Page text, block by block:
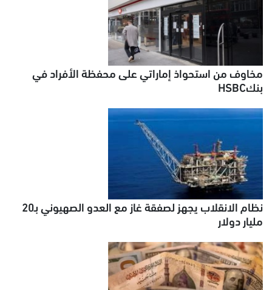
مخاوف من استحواذ إماراتي على محفظة الأفراد في
بنكHSBC
نظام الانقلاب يجهز لصفقة غاز مع العدو الصهيوني بـ20
مليار دولار